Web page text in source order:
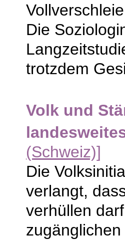
Die
trotzdem
Volk und
(Schweiz)]
Die
verlangt,
verhüllen